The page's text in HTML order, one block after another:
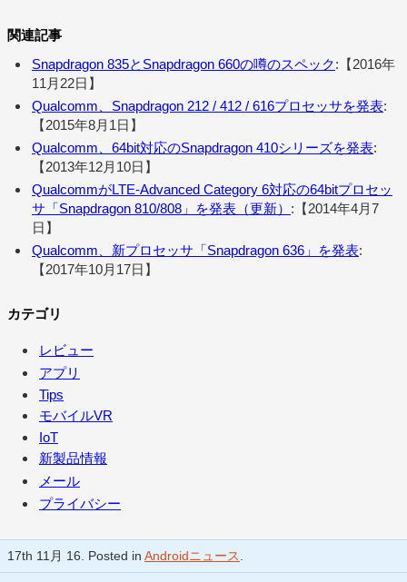
関連記事
Snapdragon 835とSnapdragon 660の噂のスペック:【2016年
11月22日】
Qualcomm、Snapdragon 212 / 412 / 616プロセッサを発表:
【2015年8月1日】
Qualcomm、64bit対応のSnapdragon 410シリーズを発表:
【2013年12月10日】
QualcommがLTE-Advanced Category 6対応の64bitプロセッ
サ「Snapdragon 810/808」を発表（更新） :【2014年4月7
日】
Qualcomm、新プロセッサ「Snapdragon 636」を発表:
【2017年10月17日】
カテゴリ
レビュー
アプリ
Tips
モバイルVR
IoT
新製品情報
メール
プライバシー
17th 11月 16. Posted in Androidニュース